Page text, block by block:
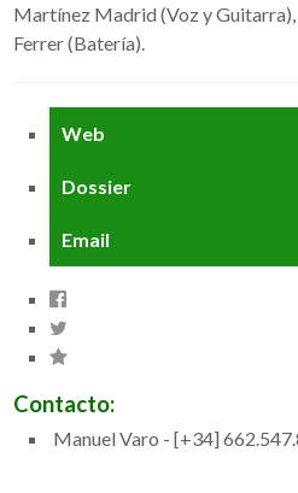
Martínez Madrid (Voz y
Ferrer (Batería).
Web
Dossier
Email
Contacto:
Manuel Varo - [+34]